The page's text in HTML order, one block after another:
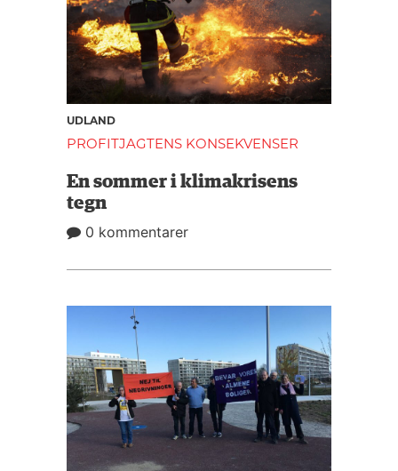
UDLAND
PROFITJAGTENS KONSEKVENSER
En sommer i klimakrisens
tegn
0 kommentarer